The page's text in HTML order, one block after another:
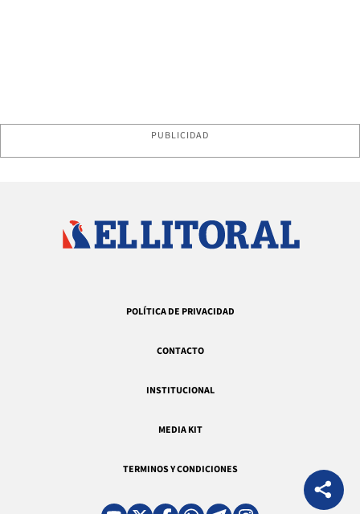
PUBLICIDAD
POLÍTICA DE PRIVACIDAD
CONTACTO
INSTITUCIONAL
MEDIA KIT
TERMINOS Y CONDICIONES